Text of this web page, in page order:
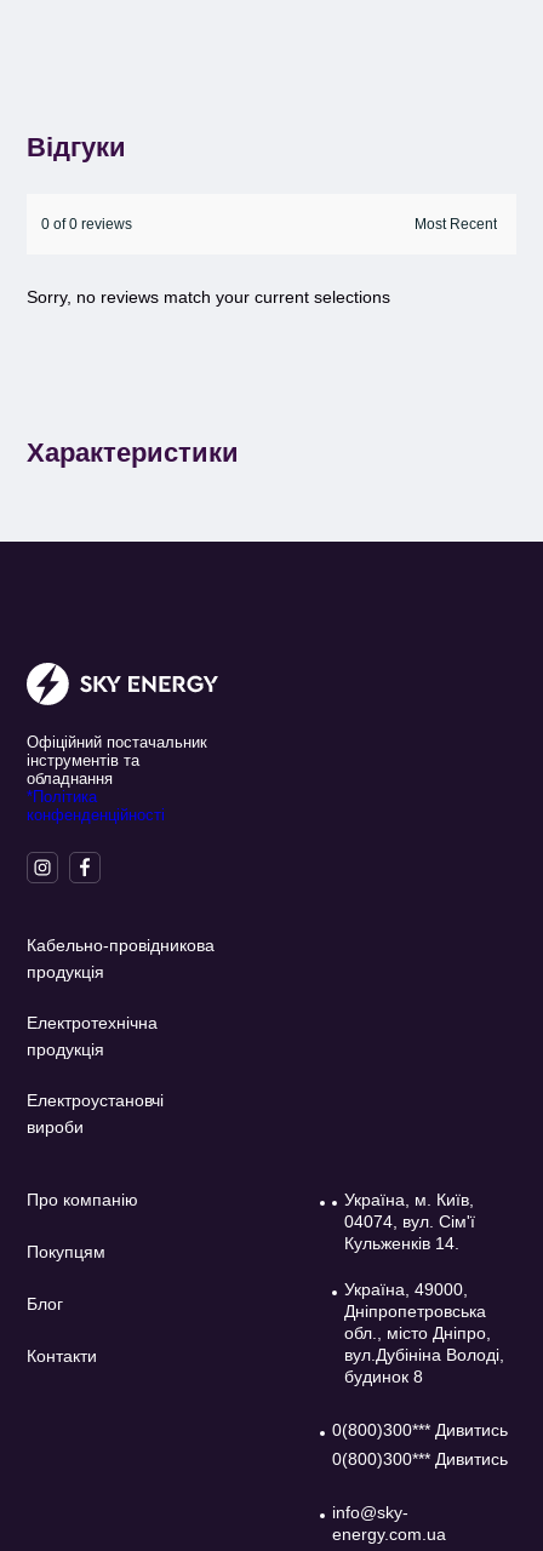
Відгуки
0 of 0 reviews
Sorry, no reviews match your current selections
Характеристики
Офіційний постачальник
інструментів та
обладнання
*Політика
конфенденційності
Кабельно-провідникова
продукція
Електротехнічна
продукція
Електроустановчі
вироби
Про компанію
Покупцям
Блог
Контакти
Україна, м. Київ,
04074, вул. Сім'ї
Кульженків 14.
Україна, 49000,
Дніпропетровська
обл., місто Дніпро,
вул.Дубініна Володі,
будинок 8
0(800)300*** Дивитись
0(800)300*** Дивитись
info@sky-
energy.com.ua